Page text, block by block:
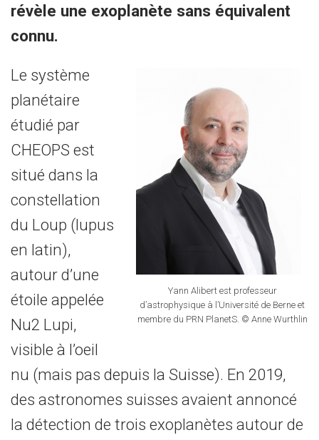
révèle une exoplanète sans équivalent
connu.
Yann Alibert est professeur
d’astrophysique à l’Université de Berne et
membre du PRN PlanetS. © Anne Wurthlin
Le système
planétaire
étudié par
CHEOPS est
situé dans la
constellation
du Loup (lupus
en latin),
autour d’une
étoile appelée
Nu2 Lupi,
visible à l’oeil
nu (mais pas depuis la Suisse). En 2019,
des astronomes suisses avaient annoncé
la détection de trois exoplanètes autour de